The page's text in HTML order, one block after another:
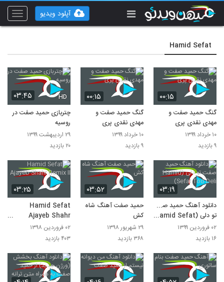
Toggle
آپلود ویدیو
Hamid Sefat
۰۰:۱۵
گنگ حمید صفت و
مهدی نقدی پری
۱۰ خرداد ۱۳۹۹
۹ بازدید
۰۰:۱۵
گنگ حمید صفت و
مهدی نقدی پری
۱۰ خرداد ۱۳۹۹
۹ بازدید
۰۳:۴۵ HD
چتربازی حمید صفت در
روسیه
۲۹ اردیبهشت ۱۳۹۹
۲۰ بازدید
۰۳:۱۹
دانلود آهنگ حمید صفت
تو دلی (Hamid Sefat
Too Deli)
۰۲ فروردین ۱۳۹۹
۱۶ بازدید
۰۳:۵۲
حمید صفت آهنگ شاه
کش
۲۹ شهریور ۱۳۹۸
۳۶۸ بازدید
۰۳:۲۵
Hamid Sefat
Ajayeb Shahr
Remix II
۰۲ فروردین ۱۳۹۸
۴۰۳ بازدید